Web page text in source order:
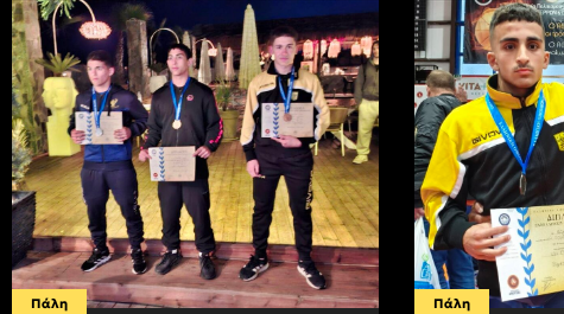
Πάλη Πάλη